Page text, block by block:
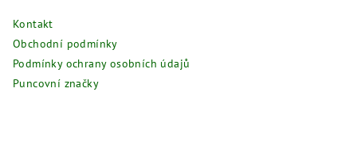
Kontakt
Obchodní podmínky
Podmínky ochrany osobních údajů
Puncovní značky